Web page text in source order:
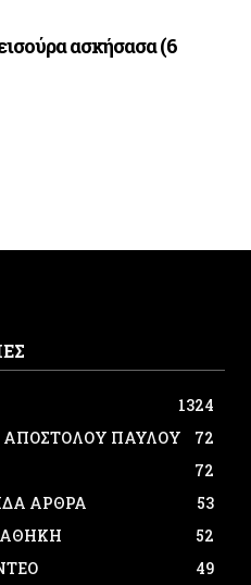
ασκήσασα (6
1324
ΑΠΟΣΤΟΛΟΥ ΠΑΥΛΟΥ
72
72
ΑΡΘΡΑ
53
52
49